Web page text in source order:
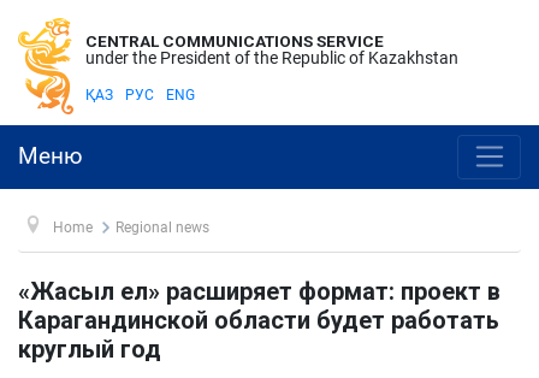
CENTRAL COMMUNICATIONS SERVICE
under the President of the Republic of Kazakhstan
ҚАЗ РУС ENG
Меню
Home Regional news
«Жасыл ел» расширяет формат: проект в
Карагандинской области будет работать
круглый год